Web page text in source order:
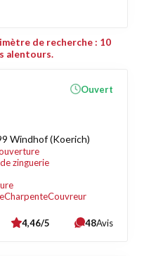
de recherche : 10
alentours.
Windhof (Koerich)
zinguerie
CharpenteCouvreur
Ouvert
4,46/5 48Avis